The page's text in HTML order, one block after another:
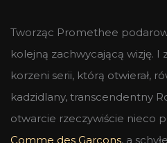
Tworząc Promethee
kolejną zachwycającą wizję.
korzeni serii, którą otwierał,
kadzidlany, transcendentny
otwarcie rzeczywiście nieco
Comme des Garcons, a